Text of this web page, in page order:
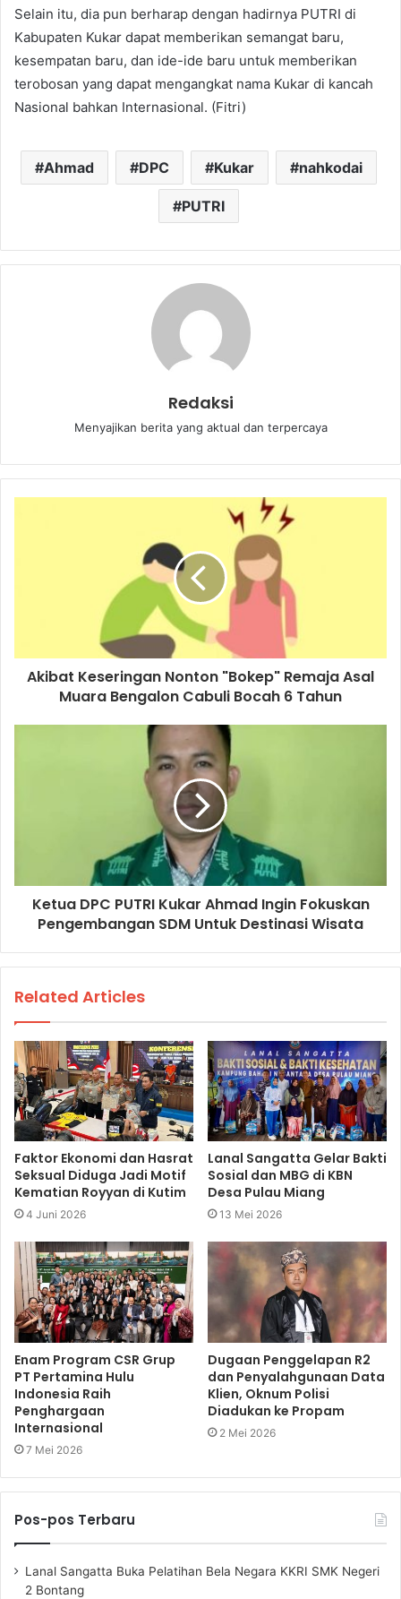
Selain itu, dia pun berharap dengan hadirnya PUTRI di
Kabupaten Kukar dapat memberikan semangat baru,
kesempatan baru, dan ide-ide baru untuk memberikan
terobosan yang dapat mengangkat nama Kukar di kancah
Nasional bahkan Internasional. (Fitri)
Ahmad DPC Kukar nahkodai
PUTRI
Redaksi
Menyajikan berita yang aktual dan terpercaya
Akibat Keseringan Nonton "Bokep" Remaja Asal
Muara Bengalon Cabuli Bocah 6 Tahun
Ketua DPC PUTRI Kukar Ahmad Ingin Fokuskan
Pengembangan SDM Untuk Destinasi Wisata
Related Articles
Faktor Ekonomi dan Hasrat
Seksual Diduga Jadi Motif
Kematian Royyan di Kutim
4 Juni 2026
Lanal Sangatta Gelar Bakti
Sosial dan MBG di KBN
Desa Pulau Miang
13 Mei 2026
Enam Program CSR Grup
PT Pertamina Hulu
Indonesia Raih
Penghargaan
Internasional
7 Mei 2026
Dugaan Penggelapan R2
dan Penyalahgunaan Data
Klien, Oknum Polisi
Diadukan ke Propam
2 Mei 2026
Pos-pos Terbaru
Lanal Sangatta Buka Pelatihan Bela Negara KKRI SMK Negeri
2 Bontang